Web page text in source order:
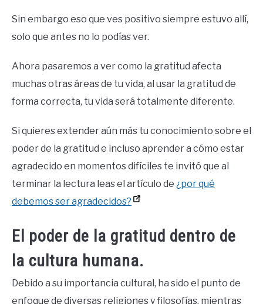
Sin embargo eso que ves positivo siempre estuvo allí,
solo que antes no lo podías ver.
Ahora pasaremos a ver como la gratitud afecta
muchas otras áreas de tu vida, al usar la gratitud de
forma correcta, tu vida será totalmente diferente.
Si quieres extender aún más tu conocimiento sobre el
poder de la gratitud e incluso aprender a cómo estar
agradecido en momentos difíciles te invitó que al
terminar la lectura leas el artículo de ¿por qué
debemos ser agradecidos?
El poder de la gratitud dentro de
la cultura humana.
Debido a su importancia cultural, ha sido el punto de
enfoque de diversas religiones y filosofías, mientras